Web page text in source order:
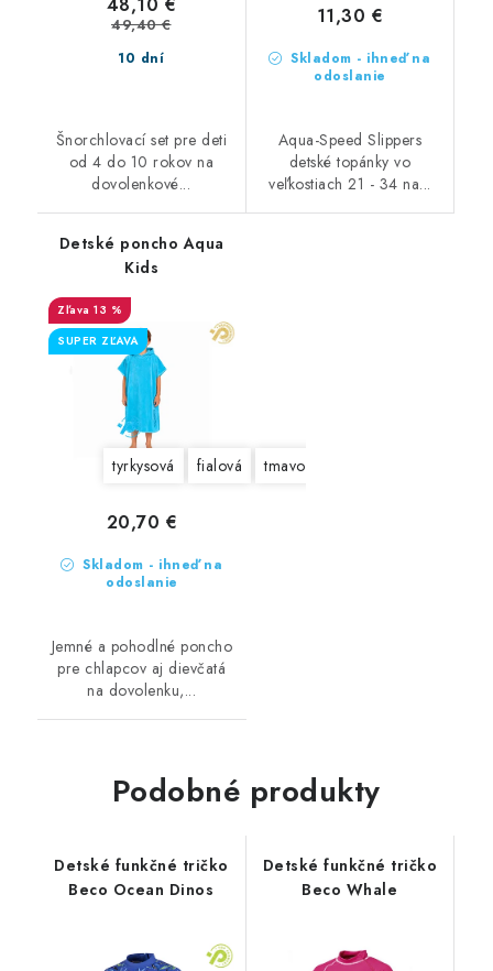
10 dní
49,40 €
Šnorchlovací set pre deti
od 4 do 10 rokov na
dovolenkové...
Skladom - ihneď na
odoslanie
11,30 €
Aqua-Speed Slippers
detské topánky vo
veľkostiach 21 - 34 na...
Detské poncho Aqua
Kids
13 %
SUPER ZĽAVA
tyrkysová fialová tmavomodrá
Skladom - ihneď na
odoslanie
20,70 €
Jemné a pohodlné poncho
pre chlapcov aj dievčatá
na dovolenku,...
Podobné produkty
Detské funkčné tričko
Beco Ocean Dinos
Detské funkčné tričko
Beco Whale